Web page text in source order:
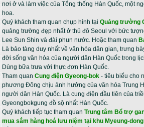
nơi ở và làm việc của Tổng thống Hàn Quốc, một
hoa.
Quý khách tham quan chụp hình tạiQuảng trường
quảng trường đẹp nhất ở thủ đô Seoul với bức
Lee Sun Shin và đài phun nước. Hoặc tham quan
Là bảo tàng duy nhất về văn hóa dân gian, trưng
đời sống văn hóa của người dân Hàn Quốc trong
Dùng bữa trưa với thực đơn Hàn Quốc.
Tham quanCung điện Gyeong-bok - tiêu biểu cho
phương Đông chịu ảnh hưởng của văn hóa Trung
người dân Hàn Quốc. Là cung điện đầu tiên của
Gyeongbokgung đồ sộ nhất Hàn Quốc.
Quý khách tiếp tục tham quanTrung tâm Bổ trợ
mua sắm hàng hoá lưu niệm tại khu Myeung-dong